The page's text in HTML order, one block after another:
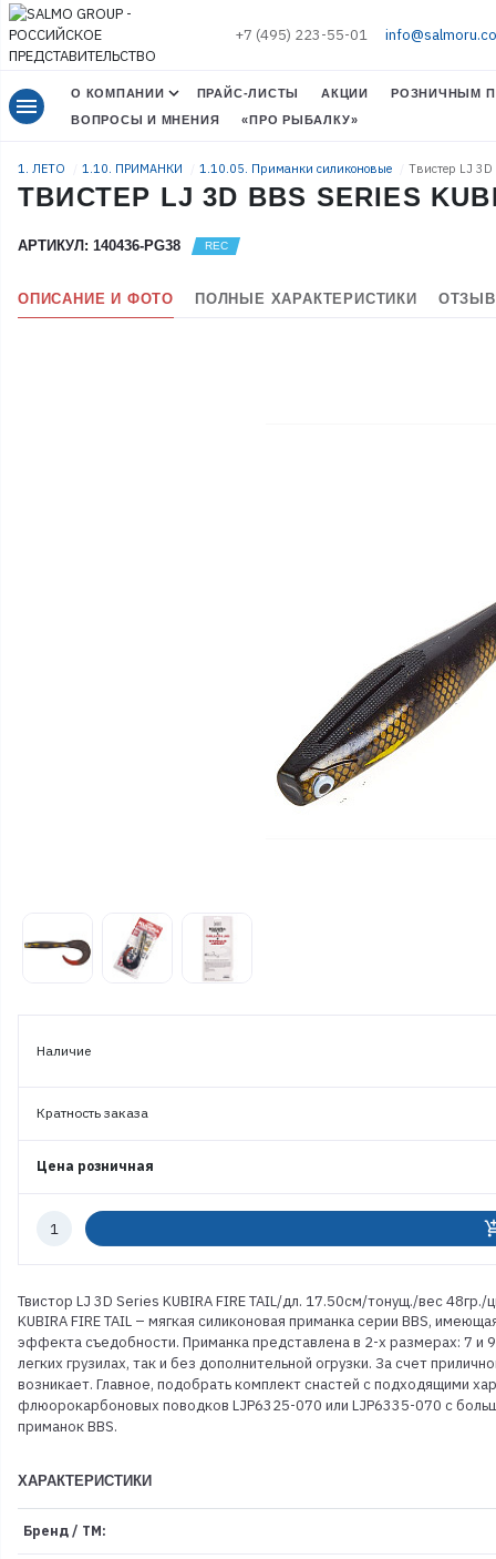
+7 (495) 223-55-01
menu О КОМПАНИИ ПРАЙС-ЛИСТЫ АКЦИИ
РОЗНИЧНЫМ
ВОПРОСЫ И МНЕНИЯ
«ПРО РЫБАЛКУ»
1. ЛЕТО 1.10. ПРИМАНКИ 1.10.05. Приманки силиконовые Твистер LJ
ТВИСТЕР LJ 3D BBS SERIES
АРТИКУЛ: 140436-PG38
ОПИСАНИЕ И ФОТО ПОЛНЫЕ ХАРАКТЕРИСТИКИ
Наличие
Кратность заказа
Цена розничная
Количество
Твистор LJ 3D Series KUBIRA FIRE TAIL/дл. 17.50см/тонущ./вес 48гр./
KUBIRA FIRE TAIL – мягкая силиконовая приманка серии BBS,
эффекта съедобности. Приманка представлена в 2-х размерах: 7 и
легких грузилах, так и без дополнительной огрузки. За счет
возникает. Главное, подобрать комплект снастей с подходящими
флюорокарбоновых поводков LJP6325-070 или LJP6335-070 с
приманок BBS.
ХАРАКТЕРИСТИКИ
Бренд / ТМ: